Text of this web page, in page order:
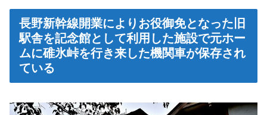
長野新幹線開業によりお役御免となった旧
駅舎を記念館として利用した施設で元ホー
ムに碓氷峠を行き来した機関車が保存され
ている